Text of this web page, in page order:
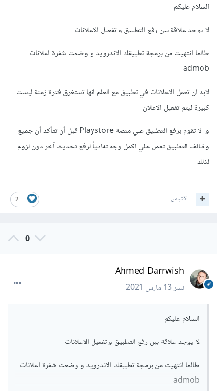
السلام عليكم
لا يوجد علاقة بين رفع التطبيق و تفعيل الاعلانات
طالما انتهيت من برمجة تطبيقك الاندرويد و وضعت شفرة اعلانات
admob
لابد ان تعمل الاعلانات في تطبيق مع العلم انها تستغرق فترة زمنة ليست
كبيرة ليتم تفعيل الاعلان
و لا تقوم برفع التطبيق علي منصة Playstore قبل أن تتأكد أن جميع
وظائف التطبيق تعمل علي اكمل وجه تفادياً لرفع تحديث آخر دون لزوم
لذلك
2 اقتباس
0
Ahmed Darrwish
نشر13 مارس 2021
السلام عليكم
لا يوجد علاقة بين رفع التطبيق و تفعيل الاعلانات
طالما انتهيت من برمجة تطبيقك الاندرويد و وضعت شفرة اعلانات
admob